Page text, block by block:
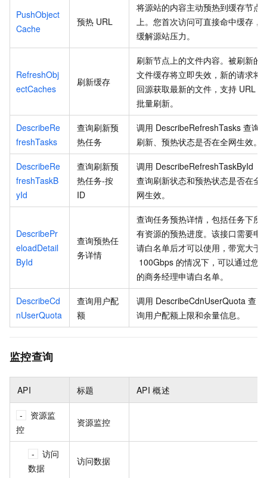
PushObject
Cache
预热 URL
将源站的内容主动预热到缓存节点
上。您首次访问可直接命中缓存，
缓解源站压力。
RefreshObj
ectCaches
刷新缓存
刷新节点上的文件内容。被刷新的
文件缓存将立即失效，新的请求将
回源获取最新的文件，支持 URL
批量刷新。
DescribeRe
freshTasks
查询刷新预
热任务
调用 DescribeRefreshTasks 查询
刷新、预热状态是否在全网生效。
DescribeRe
freshTaskB
yId
查询刷新预
热任务-按
ID
调用 DescribeRefreshTaskById
查询刷新状态和预热状态是否在全
网生效。
DescribePr
eloadDetail
ById
查询预热任
务详情
查询任务预热详情，包括任务下所
有资源的预热进度。该接口需要申
请白名单后才可以使用，带宽大于
100Gbps 的情况下，可以通过您
的商务经理申请白名单。
DescribeCd
nUserQuota
查询用户配
额
调用 DescribeCdnUserQuota 查
询用户配额上限和余量信息。
监控查询
API 标题 API 概述
资源监
控
资源监控
访问
数据
访问数据